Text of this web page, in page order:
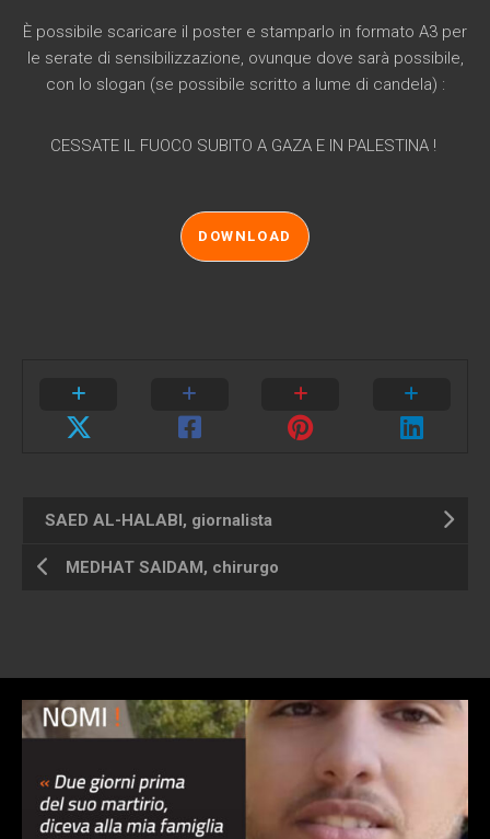
È possibile scaricare il poster e stamparlo in formato A3 per
le serate di sensibilizzazione, ovunque dove sarà possibile,
con lo slogan (se possibile scritto a lume di candela) :
CESSATE IL FUOCO SUBITO A GAZA E IN PALESTINA !
DOWNLOAD
SAED AL-HALABI, giornalista
MEDHAT SAIDAM, chirurgo